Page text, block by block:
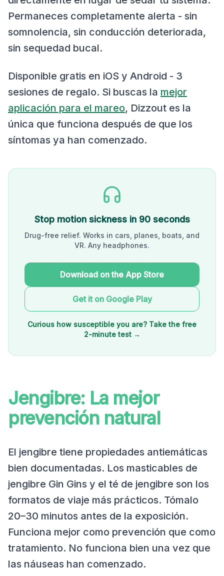
Permaneces completamente alerta - sin
somnolencia, sin conducción deteriorada,
sin sequedad bucal.
Disponible gratis en iOS y Android - 3
sesiones de regalo. Si buscas la mejor
aplicación para el mareo, Dizzout es la
única que funciona después de que los
síntomas ya han comenzado.
Stop motion sickness in 90 seconds
Drug-free relief. Works in cars, planes, boats, and
VR. Any headphones.
Download on the App Store
Get it on Google Play
Curious how susceptible you are? Take the free
2-minute test →
Jengibre: La mejor
prevención natural
El jengibre tiene propiedades antiemáticas
bien documentadas. Los masticables de
jengibre Gin Gins y el té de jengibre son los
formatos de viaje más prácticos. Tómalo
20–30 minutos antes de la exposición.
Funciona mejor como prevención que como
tratamiento. No funciona bien una vez que
las náuseas han comenzado.